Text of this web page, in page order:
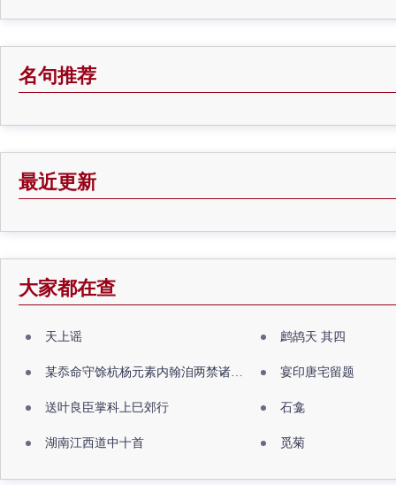
名句推荐
最近更新
大家都在查
天上谣 鹧鸪天 其四
某忝命守馀杭杨元素内翰洎两禁诸公出祖佛寺 宴印唐宅留题
送叶良臣掌科上巳郊行 石龛
湖南江西道中十首 觅菊